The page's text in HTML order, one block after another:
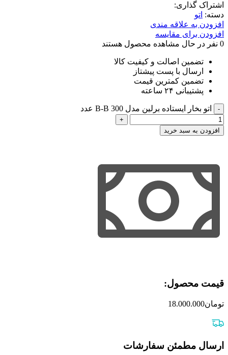
اشتراک گذاری:
دسته: اتو
افزودن به علاقه مندی
افزودن برای مقایسه
0 نفر در حال مشاهده محصول هستند
تضمین اصالت و کیفیت کالا
ارسال با پست پیشتاز
تضمین کمترین قیمت
پشتیبانی ۲۴ ساعته
اتو بخار ایستاده برلین مدل 300 B-B عدد
افزودن به سبد خرید
قیمت محصول:​
تومان18.000.000
ارسال مطمئن سفارشات